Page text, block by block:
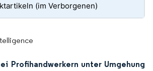
(im Verborgenen)
Profihandwerkern unter Umgehung